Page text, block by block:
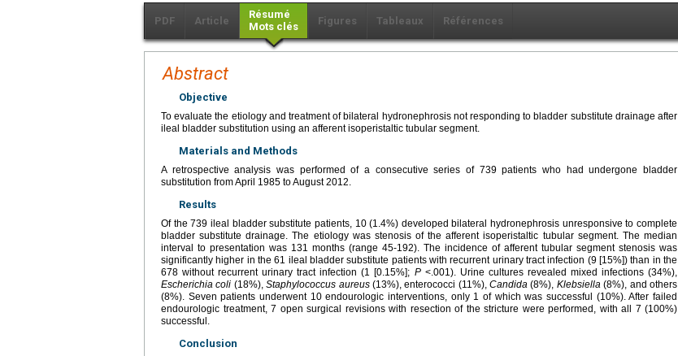
PDF Article
Résumé
Mots clés
Figures Tableaux Références
Abstract
Objective
To evaluate the etiology and treatment of bilateral hydronephrosis not responding to bladder substitute drainage after
ileal bladder substitution using an afferent isoperistaltic tubular segment.
Materials and Methods
A retrospective analysis was performed of a consecutive series of 739 patients who had undergone bladder
substitution from April 1985 to August 2012.
Results
Of the 739 ileal bladder substitute patients, 10 (1.4%) developed bilateral hydronephrosis unresponsive to complete
bladder substitute drainage. The etiology was stenosis of the afferent isoperistaltic tubular segment. The median
interval to presentation was 131 months (range 45-192). The incidence of afferent tubular segment stenosis was
significantly higher in the 61 ileal bladder substitute patients with recurrent urinary tract infection (9 [15%]) than in the
678 without recurrent urinary tract infection (1 [0.15%]; P<.001). Urine cultures revealed mixed infections (34%),
Escherichia coli (18%),Staphylococcus aureus(13%), enterococci (11%),Candida (8%), Klebsiella(8%), and others
(8%). Seven patients underwent 10 endourologic interventions, only 1 of which was successful (10%). After failed
endourologic treatment, 7 open surgical revisions with resection of the stricture were performed, with all 7 (100%)
successful.
Conclusion